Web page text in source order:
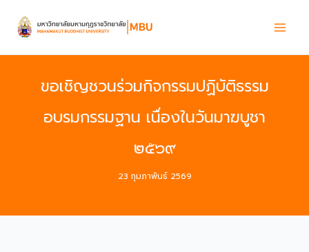
content
ขอเชิญชวนร่วมกิจกรรมปฏิบัติธรรม
อบรมกรรมฐาน เนื่องในวันมาฆบูชา
๒๕๖๙
23 กุมภาพันธ์ 2569